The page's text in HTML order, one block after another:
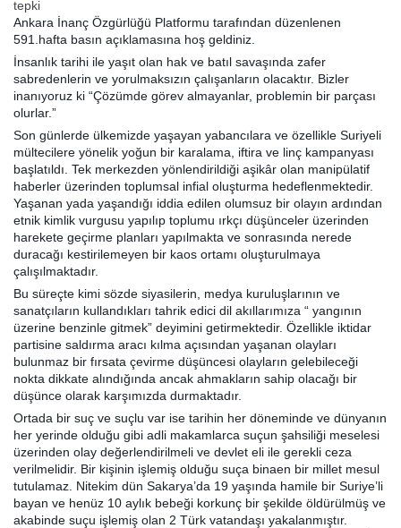
Ankara İnanç Özgürlüğü Platformu tarafından düzenlenen
591.hafta basın açıklamasına hoş geldiniz.
İnsanlık tarihi ile yaşıt olan hak ve batıl savaşında zafer
sabredenlerin ve yorulmaksızın çalışanların olacaktır. Bizler
inanıyoruz ki “Çözümde görev almayanlar, problemin bir parçası
olurlar.”
Son günlerde ülkemizde yaşayan yabancılara ve özellikle Suriyeli
mültecilere yönelik yoğun bir karalama, iftira ve linç kampanyası
başlatıldı. Tek merkezden yönlendirildiği aşikâr olan manipülatif
haberler üzerinden toplumsal infial oluşturma hedeflenmektedir.
Yaşanan yada yaşandığı iddia edilen olumsuz bir olayın ardından
etnik kimlik vurgusu yapılıp toplumu ırkçı düşünceler üzerinden
harekete geçirme planları yapılmakta ve sonrasında nerede
duracağı kestirilemeyen bir kaos ortamı oluşturulmaya
çalışılmaktadır.
Bu süreçte kimi sözde siyasilerin, medya kuruluşlarının ve
sanatçıların kullandıkları tahrik edici dil akıllarımıza “ yangının
üzerine benzinle gitmek” deyimini getirmektedir. Özellikle iktidar
partisine saldırma aracı kılma açısından yaşanan olayları
bulunmaz bir fırsata çevirme düşüncesi olayların gelebileceği
nokta dikkate alındığında ancak ahmakların sahip olacağı bir
düşünce olarak karşımızda durmaktadır.
Ortada bir suç ve suçlu var ise tarihin her döneminde ve dünyanın
her yerinde olduğu gibi adli makamlarca suçun şahsiliği meselesi
üzerinden olay değerlendirilmeli ve devlet eli ile gerekli ceza
verilmelidir. Bir kişinin işlemiş olduğu suça binaen bir millet mesul
tutulamaz. Nitekim dün Sakarya’da 19 yaşında hamile bir Suriye’li
bayan ve henüz 10 aylık bebeği korkunç bir şekilde öldürülmüş ve
akabinde suçu işlemiş olan 2 Türk vatandaşı yakalanmıştır.